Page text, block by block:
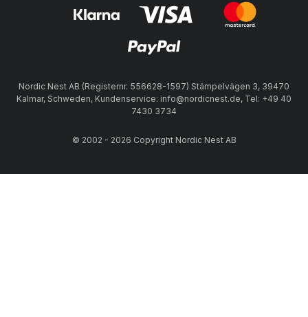
Nordic Nest AB (Registernr. 556628-1597) Stämpelvägen 3, 39470
Kalmar, Schweden, Kundenservice: info@nordicnest.de, Tel: +49 40
7430 3734
© 2002 - 2026 Copyright Nordic Nest AB